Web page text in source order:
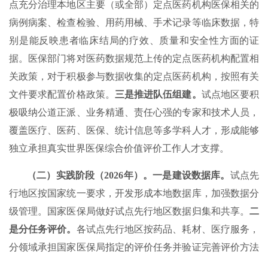
点充分治理本地区主要（或全部）定点医药机构医保相关的
病例病案、检查检验、用药用械、手术记录等临床数据，特
别是能反映患者临床结局的疗效、质量和安全性方面的证
据。医保部门将对医药数据规范上传的定点医药机构配置相
关政策，对于积极参与数据收集的定点医药机构，按照有关
文件要求配置价格政策。 三是推进队伍组建。 试点地区要积
极吸纳公道正派、业务精通、责任心强的专家和技术人员，
覆盖医疗、医药、医保、统计信息等多学科人才，形成能够
独立承担真实世界医保综合价值评价工作人才支撑。
（二）实践阶段（2026年）。一是建设数据库。 试点先
行地区按国家统一要求，开发形成本地数据库，加强数据分
级管理。国家医保局做好试点先行地区数据归集和共享。 二
是分任务评价。 各试点先行地区按药品、耗材、医疗服务，
分领域承担国家医保局指定的评价任务并验证完善评价方法